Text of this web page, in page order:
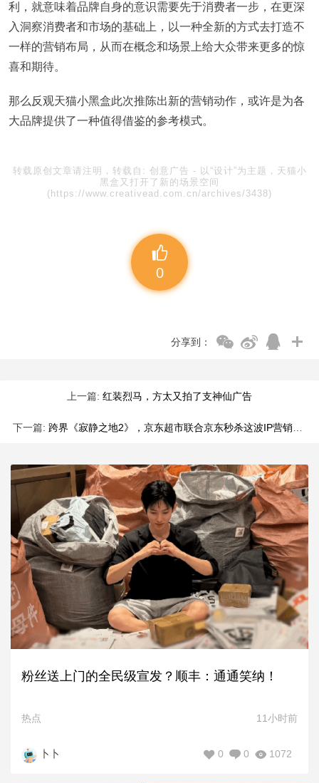
利，就意味着品牌自身的意识需要先于消费者一步，在更深
入洞察消费者和市场的基础上，以一种全新的方式去打造不
一样的营销布局，从而在概念和场景上给大众带来更多的惊
喜和期待。
那么反观天猫小黑盒此次推陈出新的营销动作，或许是为各
大品牌提供了一种值得借鉴的参考模式。
转载原创文章请注明，转载自: 创意广告 - 以“设计”为主题，天猫小
黑盒又打开了新的场景空间
(https://www.creativead.com.cn/archives/3438)
0
分享到：
上一篇: 红装烈马，方太又拍了支神仙广告
下一篇: 跨界《寂静之地2》，京东超市联合京东秒杀这波IP营销太飒了！
粉丝送上门的全民级宣发？顺丰：通通笑纳！
热点 11小时前
卜卜 1072
0
0